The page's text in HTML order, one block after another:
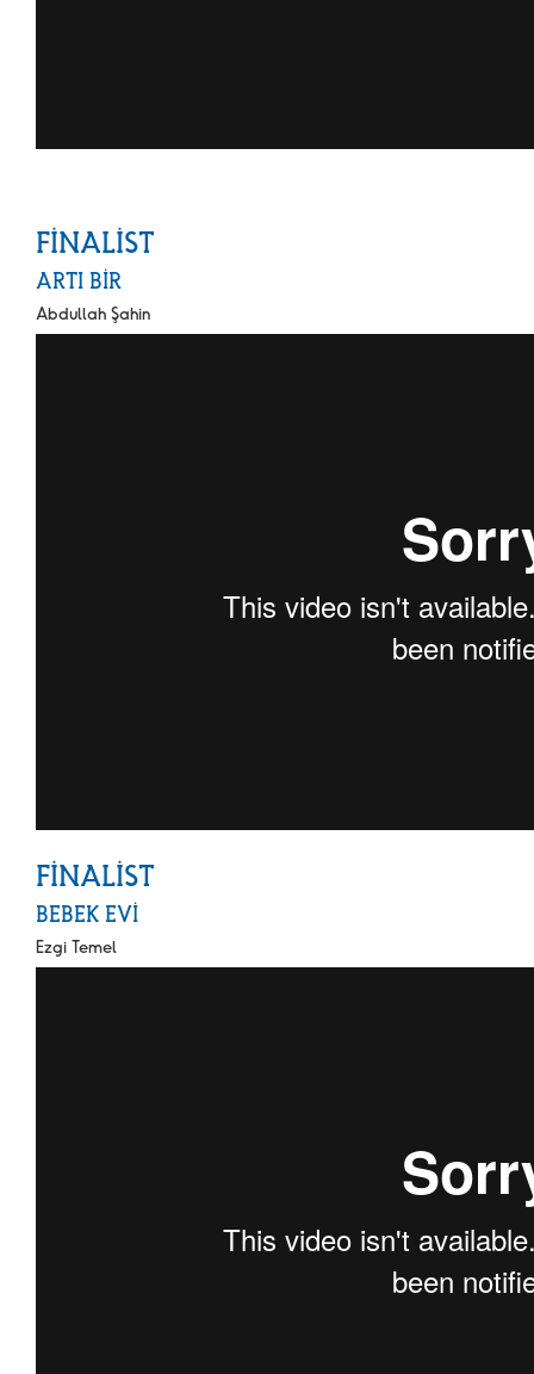
FİNALİST
ARTI BİR
Abdullah Şahin
FİNALİST
BEBEK EVİ
Ezgi Temel